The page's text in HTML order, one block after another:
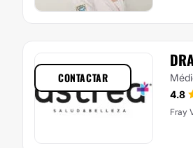
4.8
Fray
CONTACTAR